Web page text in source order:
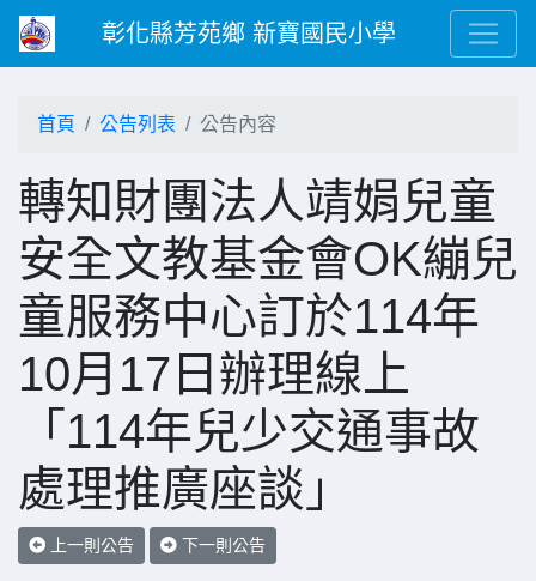
彰化縣芳苑鄉 新寶國民小學
首頁 公告列表 公告內容
轉知財團法人靖娟兒童
安全文教基金會OK繃兒
童服務中心訂於114年
10月17日辦理線上
「114年兒少交通事故
處理推廣座談」
上一則公告 下一則公告